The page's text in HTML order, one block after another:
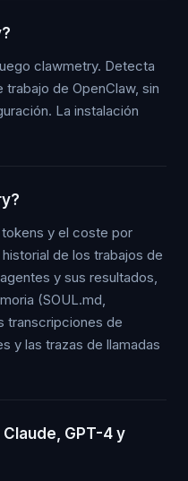
clawmetry. Detecta
de OpenClaw, sin
La instalación
y el coste por
de los trabajos de
y sus resultados,
(SOUL.md,
transcripciones de
y las trazas de llamadas
GPT-4 y